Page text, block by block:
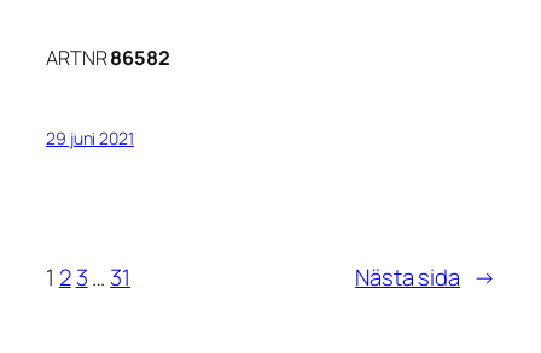
ARTNR86582
29 juni 2021
1 2 3… 31 Nästa sida →